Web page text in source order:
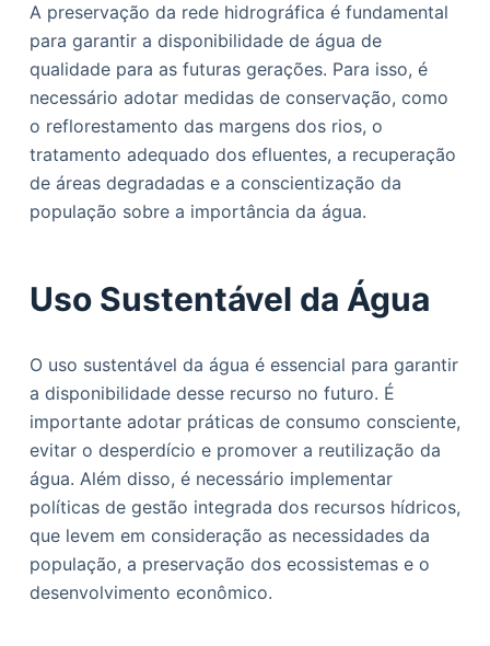
A preservação da rede hidrográfica é fundamental
para garantir a disponibilidade de água de
qualidade para as futuras gerações. Para isso, é
necessário adotar medidas de conservação, como
o reflorestamento das margens dos rios, o
tratamento adequado dos efluentes, a recuperação
de áreas degradadas e a conscientização da
população sobre a importância da água.
Uso Sustentável da Água
O uso sustentável da água é essencial para garantir
a disponibilidade desse recurso no futuro. É
importante adotar práticas de consumo consciente,
evitar o desperdício e promover a reutilização da
água. Além disso, é necessário implementar
políticas de gestão integrada dos recursos hídricos,
que levem em consideração as necessidades da
população, a preservação dos ecossistemas e o
desenvolvimento econômico.